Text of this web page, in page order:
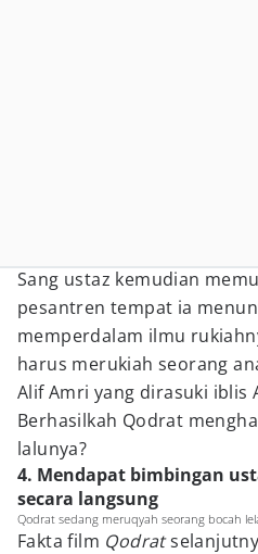
Sang ustaz kemudian
pesantren tempat ia
memperdalam ilmu
harus merukiah seorang
Alif Amri yang dirasuki iblis
Berhasilkah Qodrat
lalunya?
4. Mendapat bimbingan
secara langsung
Qodrat sedang meruqyah seorang bocah
Fakta film Qodrat